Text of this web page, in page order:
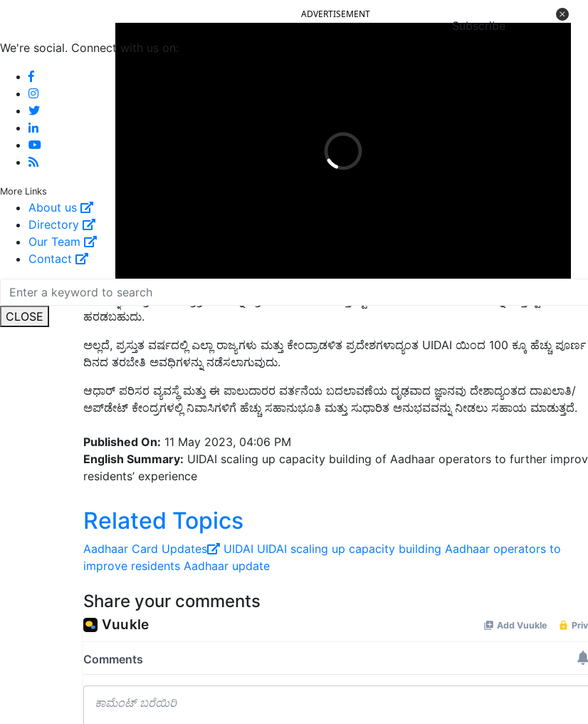
Subscribe
We're social. Connect with us on:
More Links
About us
Directory
Our Team
Contact
CLOSE
ಅವರು ಜ್ಞಾನ ಪ್ರಸರಣದ ಪ್ರಕ್ರಿಯೆಯನ್ನು ಪ್ರಾರಂಭಿಸಬಹುದು ಮತ್ತು ಸ್ವಾಧೀನಪಡಿಸಿಕೊಂಡ ಮಾಹಿತಿಯನ್ನು ಮತ್ತಷ್ಟು
ಹರಡಬಹುದು.
ದಿನದ ತರಬೇತಿ ಅವಧಿಗಳನ್ನು ನಡೆಸಲಾಗುವುದು.
ಆಧಾರ್ ಪರಿಸರ ವ್ಯವಸ್ಥೆ ಮತ್ತು ಈ ಪಾಲುದಾರರ ವರ್ತನೆಯ ಬದಲಾವಣೆಯ ದೃಢವಾದ ಜ್ಞಾನವು ದೇಶಾದ್ಯಂತದ ದಾಖಲಾತಿ/
ಅಪ್‌ಡೇಟ್ ಕೇಂದ್ರಗಳಲ್ಲಿ ನಿವಾಸಿಗಳಿಗೆ ಹೆಚ್ಚು ಸಹಾನುಭೂತಿ ಮತ್ತು ಸುಧಾರಿತ ಅನುಭವವನ್ನು ನೀಡಲು ಸಹಾಯ ಮಾಡುತ್ತದೆ.
English Summary:UIDAI scaling up capacity building of Aadhaar operators to further improve
residents’ experience
Related Topics
Aadhaar Card Updates UIDAI
improve residents Aadhaar update